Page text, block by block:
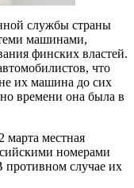
службы страны
машинами,
финских властей.
что
их машина до сих
времени она была в
марта местная
номерами
противном случае их